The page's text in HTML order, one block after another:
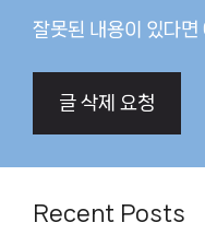
잘못된 내용이 있다면
글 삭제 요청
Recent Posts